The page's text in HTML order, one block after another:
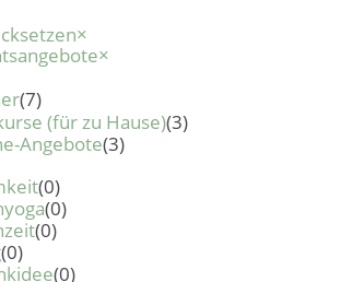
×
×
(7)
(für zu Hause)(3)
Angebote(3)
(0)
(0)
(0)
(0)
(0)